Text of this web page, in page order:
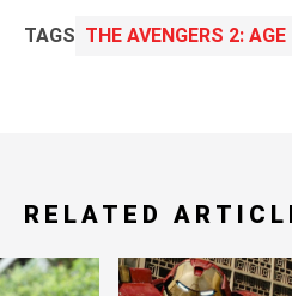
TAGS THE AVENGERS 2: AGE
RELATED